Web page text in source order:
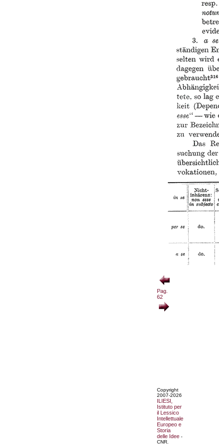
Pag.
62
Copyright
2007-2026
ILIESI,
Istituto per
il Lessico
Intellettuale
Europeo e
Storia
delle Idee -
CNR.